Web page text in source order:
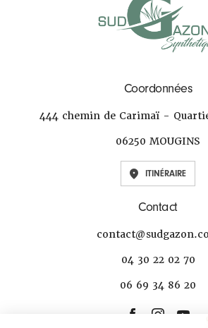
Coordonnées
444 chemin de Carimaï -
06250 MOUGINS
ITINÉRAIRE
Contact
04 30 22 02 70
06 69 34 86 20